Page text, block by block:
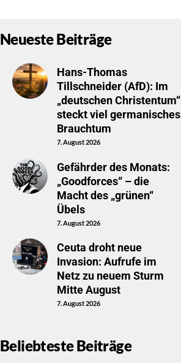
Neueste Beiträge
Hans-Thomas
Tillschneider (AfD): Im
„deutschen Christentum“
steckt viel germanisches
Brauchtum
7. August 2026
Gefährder des Monats:
„Goodforces“ – die
Macht des „grünen“
Übels
7. August 2026
Ceuta droht neue
Invasion: Aufrufe im
Netz zu neuem Sturm
Mitte August
7. August 2026
Beliebteste Beiträge